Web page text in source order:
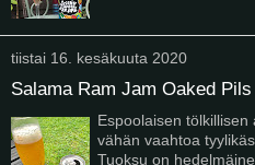
tiistai 16. kesäkuuta 2020
Salama Ram Jam Oaked Pils
Espoolaisen
vähän vaahtoa
Tuoksu on